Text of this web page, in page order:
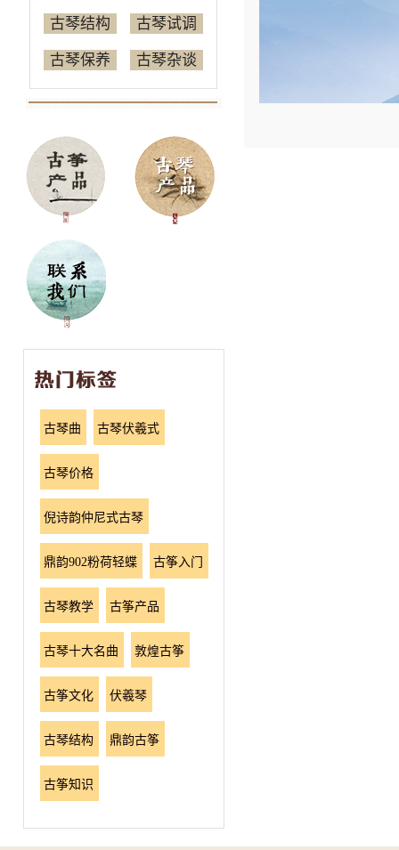
古琴结构 古琴试调
古琴保养 古琴杂谈
古琴曲 古琴伏羲式
古琴价格
倪诗韵仲尼式古琴
鼎韵902粉荷轻蝶 古筝入门
古琴教学 古筝产品
古琴十大名曲 敦煌古筝
古筝文化 伏羲琴
古琴结构 鼎韵古筝
古筝知识